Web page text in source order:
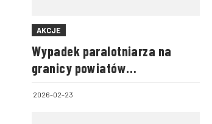
AKCJE
Wypadek paralotniarza na
granicy powiatów
2026-02-23